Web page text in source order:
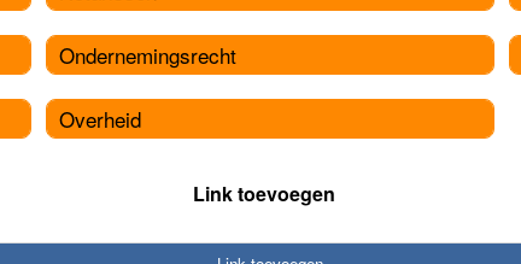
Ondernemingsrecht
Overheid
Link toevoegen